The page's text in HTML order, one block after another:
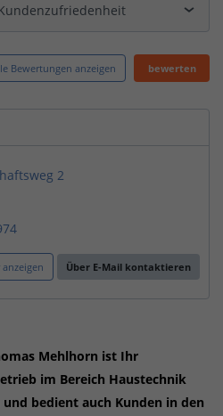
Bewertungen anzeigen bewerten
2
Über E-Mail kontaktieren
Mehlhorn ist Ihr
im Bereich Haustechnik
bedient auch Kunden in den